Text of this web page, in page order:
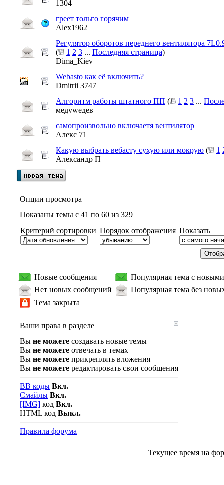
1304
греет тольго горячим
Alex1962
Регулятор оборотов переднего вентилятора
(
1 2 3 ... Последняя страница)
Dima_Kiev
Webasto как её включить?
Dmitrii 3747
Алгоритм работы штатного ПП ( 1 2 3 ...
медvwедев
самопроизвольно включаетя вентилятор
Алекс 71
Какую выбрать вебасту сухую или мокрую ( 1
Александр П
Опции просмотра
Показаны темы с 41 по 60 из 329
Критерий сортировки Порядок отображения Показать
Новые сообщения
Популярная тема с
Нет новых сообщений
Популярная тема без
Тема закрыта
Ваши права в разделе
Вы не можете создавать новые темы
Вы не можете отвечать в темах
Вы не можете прикреплять вложения
Вы не можете редактировать свои сообщения
BB коды Вкл.
Смайлы Вкл.
[IMG] код Вкл.
HTML код Выкл.
Правила форума
Текущее время на